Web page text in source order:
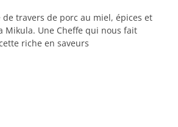
de travers de porc au miel, épices et
Mikula. Une Cheffe qui nous fait
riche en saveurs